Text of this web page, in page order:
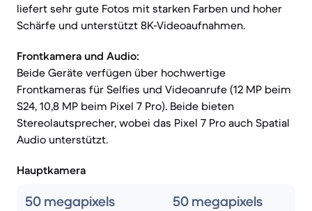
liefert sehr gute Fotos mit starken Farben und hoher
Schärfe und unterstützt 8K-Videoaufnahmen.
Frontkamera und Audio:
Beide Geräte verfügen über hochwertige
Frontkameras für Selfies und Videoanrufe (12 MP beim
S24, 10,8 MP beim Pixel 7 Pro). Beide bieten
Stereolautsprecher, wobei das Pixel 7 Pro auch Spatial
Audio unterstützt.
Hauptkamera
50 megapixels 50 megapixels